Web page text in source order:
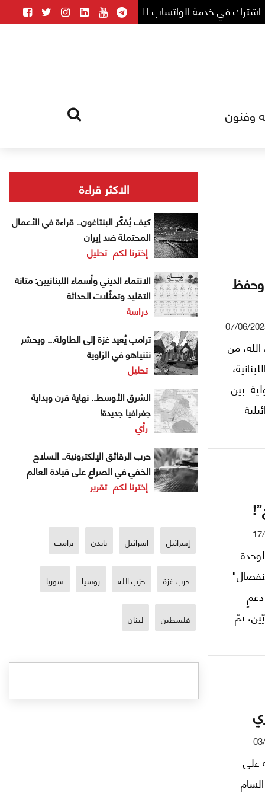
اشترك في خدمة الواتساب
وفنون
وحفظ
07/06/
من
بين
الوحدة
دعمٍ
ثمّ
على
الاكثر قراءة
كيف يُفكّر البنتاغون.. قراءة في الأعمال
المحتملة ضد إيران
إخترنا لكم تحليل
الانتماء الديني وأسماء اللبنانيين: متانة
التقليد وتمثّلات الحداثة
دراسة
ترامب يُعيد غزة إلى الطاولة... ويحشر
نتنياهو في الزاوية
تحليل
الشرق الأوسط.. نهاية قرن وبداية
جغرافيا جديدة!
رأي
حرب الرقائق الإلكترونية.. السلاح
الخفي في الصراع على قيادة العالم
إخترنا لكم تقرير
إسرائيل اسرائيل بايدن ترامب
حرب غزة حزب الله روسيا سوريا
فلسطين لبنان